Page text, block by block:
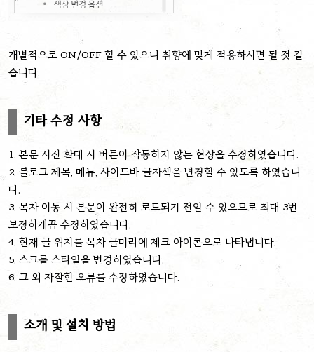
개별적으로 ON/OFF 할 수 있으니 취향에 맞게 적용하시면 될 것 같
습니다.
기타 수정 사항
1. 본문 사진 확대 시 버튼이 작동하지 않는 현상을 수정하였습니다.
2. 블로그 제목, 메뉴, 사이드바 글자색을 변경할 수 있도록 하였습니
다.
3. 목차 이동 시 본문이 완전히 로드되기 전일 수 있으므로 최대 3번
보정하게끔 수정하였습니다.
4. 현재 글 위치를 목차 글머리에 체크 아이콘으로 나타냅니다.
5. 스크롤 스타일을 변경하였습니다.
6. 그 외 자잘한 오류를 수정하였습니다.
소개 및 설치 방법